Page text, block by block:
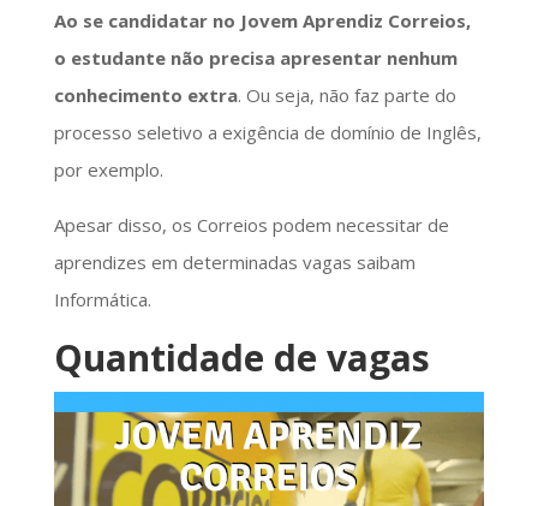
Ao se candidatar no Jovem Aprendiz Correios,
o estudante não precisa apresentar nenhum
conhecimento extra. Ou seja, não faz parte do
processo seletivo a exigência de domínio de Inglês,
por exemplo.
Apesar disso, os Correios podem necessitar de
aprendizes em determinadas vagas saibam
Informática.
Quantidade de vagas